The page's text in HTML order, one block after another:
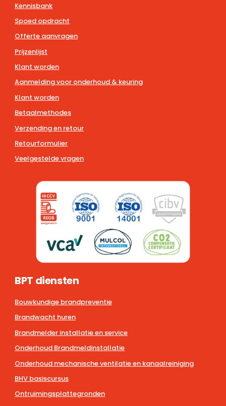
Kennisbank
Spoed opdracht
Offerte aanvragen
Prijzenlijst
Klant worden
Aanmelding voor onderhoud & keuring
Klant worden
Betaalmethodes
Verzending en retour
Retourformulier
Veelgestelde vragen
BPT diensten
Bouwkundige brandpreventie
Brandwacht huren
Brandmelder installatie en service
Onderhoud Brandmeldinstallatie
Onderhoud mechanische ventilatie en kanaalreiniging
BHV basiscursus
Ontruimingsplattegronden